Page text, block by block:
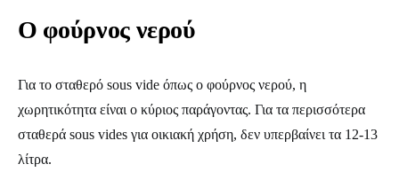
Ο φούρνος νερού
Για το σταθερό sous vide όπως ο φούρνος νερού, η
χωρητικότητα είναι ο κύριος παράγοντας. Για τα περισσότερα
σταθερά sous vides για οικιακή χρήση, δεν υπερβαίνει τα 12-13
λίτρα.